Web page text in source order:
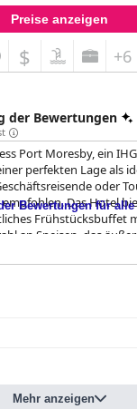
Preise anzeigen
$ +6
der Bewertungen
Port Moresby, ein
perfekten Lage als
oder
Das Hotel
Frühstücksbuffet
an Speisen, das
sind geräumig,
einige Gäste eine
erwähnten. Die
Merkmal, und die Gäste
und
bietet das Hotel
die einen
Freundlichkeit
Bewertungen für
Mehr anzeigen